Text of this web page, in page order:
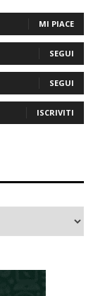
MI PIACE
SEGUI
SEGUI
ISCRIVITI